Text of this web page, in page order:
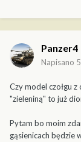
Panzer4
Napisano
Czy model czołgu z
"zieleniną" to już
Pytam bo moim
gąsienicach będzie